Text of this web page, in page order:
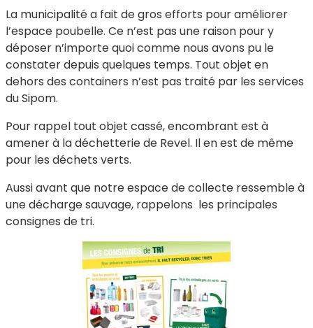
La municipalité a fait de gros efforts pour améliorer
l’espace poubelle. Ce n’est pas une raison pour y
déposer n’importe quoi comme nous avons pu le
constater depuis quelques temps. Tout objet en
dehors des containers n’est pas traité par les services
du Sipom.
Pour rappel tout objet cassé, encombrant est à
amener à la déchetterie de Revel. Il en est de même
pour les déchets verts.
Aussi avant que notre espace de collecte ressemble à
une décharge sauvage, rappelons les principales
consignes de tri.